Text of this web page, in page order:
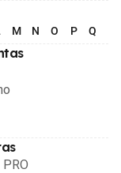
M N O P Q